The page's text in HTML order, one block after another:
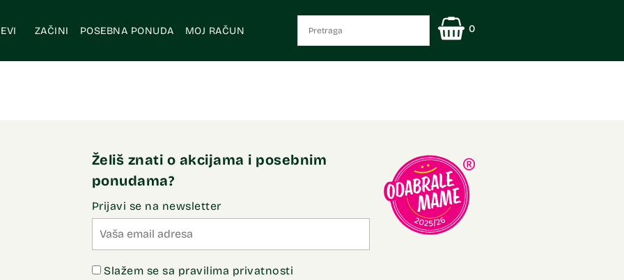
ZAČINI POSEBNA PONUDA MOJ RAČUN 0
Želiš znati o akcijama i posebnim
ponudama?
Prijavi se na newsletter
Slažem se sa pravilima privatnosti